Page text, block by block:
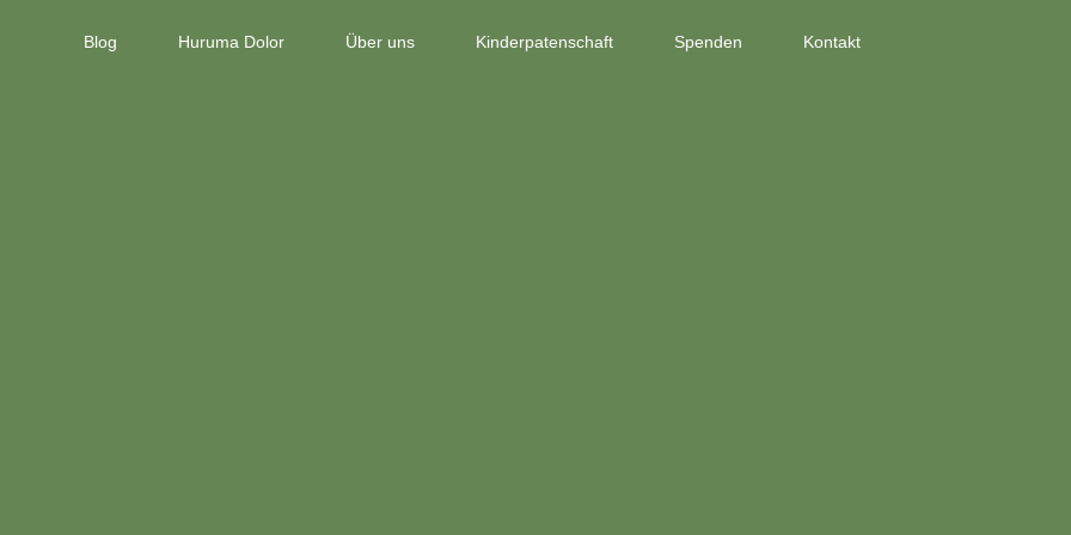
Blog Huruma Dolor Über uns Kinderpatenschaft Spenden Kontakt